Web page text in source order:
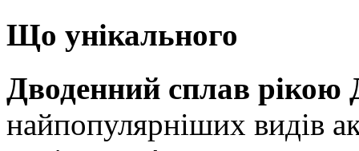
Що унікального
Дводенний сплав рікою
найпопулярніших видів